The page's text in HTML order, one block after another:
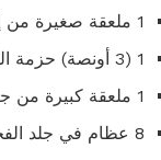
1 ملعقة صغيرة من إكليل الجبل الطازج
1 (3 أونصة) حزمة الجبن
1 ملعقة كبيرة من جبنة البارميزان المبشورة
8 عظام في جلد الفخذين